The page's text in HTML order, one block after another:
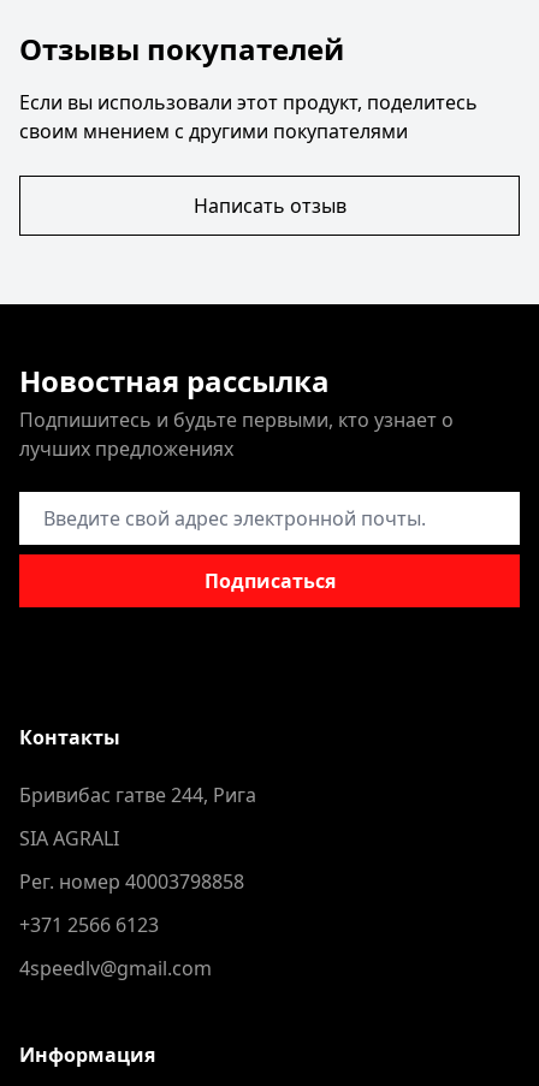
Отзывы покупателей
Если вы использовали этот продукт, поделитесь
своим мнением с другими покупателями
Написать отзыв
Новостная рассылка
Подпишитесь и будьте первыми, кто узнает о
лучших предложениях
Адрес электронной почты
Подписаться
Контакты
Бривибас гатве 244, Рига
SIA AGRALI
Рег. номер 40003798858
+371 2566 6123
4speedlv@gmail.com
Информация